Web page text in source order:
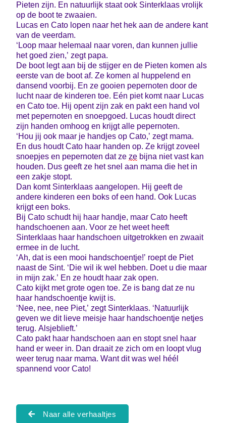
Pieten zijn. En natuurlijk staat ook Sinterklaas vrolijk
op de boot te zwaaien.
Lucas en Cato lopen naar het hek aan de andere kant
van de veerdam.
‘Loop maar helemaal naar voren, dan kunnen jullie
het goed zien,’ zegt papa.
De boot legt aan bij de stijger en de Pieten komen als
eerste van de boot af. Ze komen al huppelend en
dansend voorbij. En ze gooien pepernoten door de
lucht naar de kinderen toe. Eén piet komt naar Lucas
en Cato toe. Hij opent zijn zak en pakt een hand vol
met pepernoten en snoepgoed. Lucas houdt direct
zijn handen omhoog en krijgt alle pepernoten.
‘Hou jij ook maar je handjes op Cato,’ zegt mama.
En dus houdt Cato haar handen op. Ze krijgt zoveel
snoepjes en pepernoten dat zeze bijna niet vast kan
houden. Dus geeft ze het snel aan mama die het in
een zakje stopt.
Dan komt Sinterklaas aangelopen. Hij geeft de
andere kinderen een boks of een hand. Ook Lucas
krijgt een boks.
Bij Cato schudt hij haar handje, maar Cato heeft
handschoenen aan. Voor ze het weet heeft
Sinterklaas haar handschoen uitgetrokken en zwaait
ermee in de lucht.
‘Ah, dat is een mooi handschoentje!’ roept de Piet
naast de Sint. ‘Die wil ik wel hebben. Doet u die maar
in mijn zak.’ En ze houdt haar zak open.
Cato kijkt met grote ogen toe. Ze is bang dat ze nu
haar handschoentje kwijt is.
‘Nee, nee, nee Piet,’ zegt Sinterklaas. ‘Natuurlijk
geven we dit lieve meisje haar handschoentje netjes
terug. Alsjeblieft.’
Cato pakt haar handschoen aan en stopt snel haar
hand er weer in. Dan draait ze zich om en loopt vlug
weer terug naar mama. Want dit was wel héél
spannend voor Cato!
Naar alle verhaaltjes